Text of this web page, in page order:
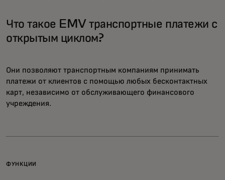
Что такое EMV транспортные платежи с
открытым циклом?
Они позволяют транспортным компаниям принимать
платежи от клиентов с помощью любых бесконтактных
карт, независимо от обслуживающего финансового
учреждения.
ФУНКЦИИ